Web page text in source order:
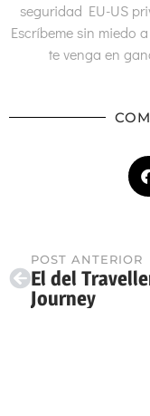
seguridad EU-US
Escríbeme sin miedo
te venga en
POST ANTERIOR
El del
Journey